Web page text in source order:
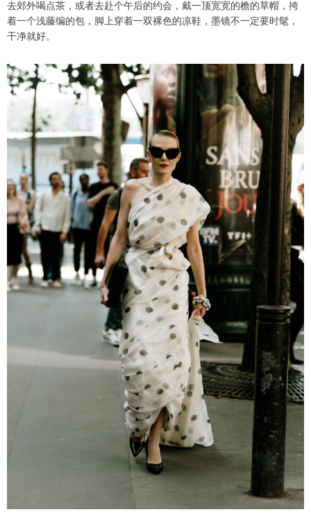
去郊外喝点茶，或者去赴个午后的约会，戴一顶宽宽的檐的草帽，挎
着一个浅藤编的包，脚上穿着一双裸色的凉鞋，墨镜不一定要时髦，
干净就好。